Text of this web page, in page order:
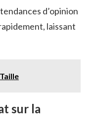
d’opinion
laissant
sur la